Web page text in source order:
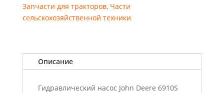
Запчасти для тракторов, Части
сельскохозяйственной техники
Описание
Гидравлический насос John Deere 6910S